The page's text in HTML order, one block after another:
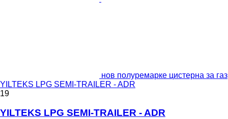
нов полуремарке цистерна за газ
YILTEKS LPG SEMI-TRAILER - ADR
19
YILTEKS LPG SEMI-TRAILER - ADR